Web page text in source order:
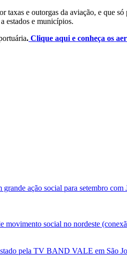
e outorgas da aviação, e que só
estados e municípios.
. Clique aqui e conheça os
ação social para setembro
social no nordeste
pela TV BAND VALE em São